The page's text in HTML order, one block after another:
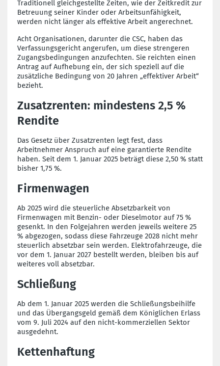
Traditionell gleichgestellte Zeiten, wie der Zeitkredit zur
Betreuung seiner Kinder oder Arbeitsunfähigkeit,
werden nicht länger als effektive Arbeit angerechnet.
Acht Organisationen, darunter die CSC, haben das
Verfassungsgericht angerufen, um diese strengeren
Zugangsbedingungen anzufechten. Sie reichten einen
Antrag auf Aufhebung ein, der sich speziell auf die
zusätzliche Bedingung von 20 Jahren „effektiver Arbeit“
bezieht.
Zusatzrenten: mindestens 2,5 %
Rendite
Das Gesetz über Zusatzrenten legt fest, dass
Arbeitnehmer Anspruch auf eine garantierte Rendite
haben. Seit dem 1. Januar 2025 beträgt diese 2,50 % statt
bisher 1,75 %.
Firmenwagen
Ab 2025 wird die steuerliche Absetzbarkeit von
Firmenwagen mit Benzin- oder Dieselmotor auf 75 %
gesenkt. In den Folgejahren werden jeweils weitere 25
% abgezogen, sodass diese Fahrzeuge 2028 nicht mehr
steuerlich absetzbar sein werden. Elektrofahrzeuge, die
vor dem 1. Januar 2027 bestellt werden, bleiben bis auf
weiteres voll absetzbar.
Schließung
Ab dem 1. Januar 2025 werden die Schließungsbeihilfe
und das Übergangsgeld gemäß dem Königlichen Erlass
vom 9. Juli 2024 auf den nicht-kommerziellen Sektor
ausgedehnt.
Kettenhaftung